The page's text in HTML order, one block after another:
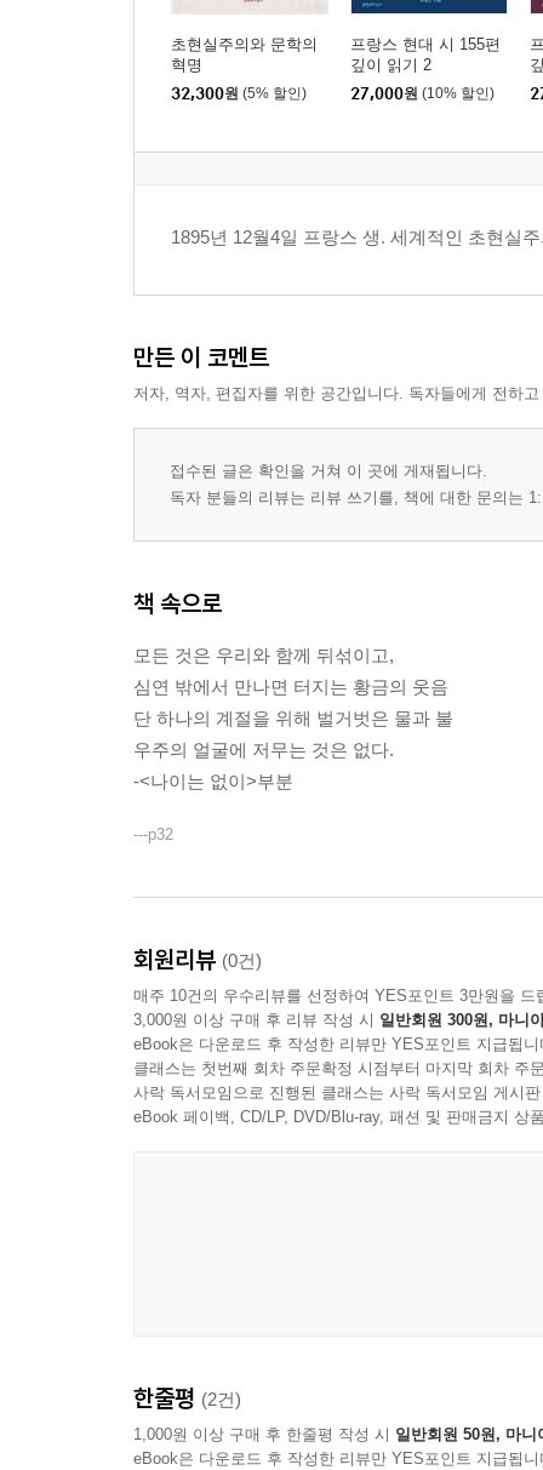
초현실주의와 문학의
혁명
32,300원 (5% 할인)
프랑스 현대 시 155편
깊이 읽기 2
27,000원 (10% 할인)
1895년 12월4일 프랑스 생. 세계적인 초현실
만든 이 코멘트
저자, 역자, 편집자를 위한 공간입니다. 독자들에게 전하
접수된 글은 확인을 거쳐 이 곳에 게재됩니다.
독자 분들의 리뷰는 리뷰 쓰기를, 책에 대한 문의는
책 속으로
모든 것은 우리와 함께 뒤섞이고,
심연 밖에서 만나면 터지는 황금의 웃음
단 하나의 계절을 위해 벌거벗은 물과 불
우주의 얼굴에 저무는 것은 없다.
-<나이는 없이>부분
---p32
회원리뷰 (0건)
매주 10건의 우수리뷰를 선정하여 YES포인트 3만원을 드
3,000원 이상 구매 후 리뷰 작성 시 일반회원 300원, 마니
eBook은 다운로드 후 작성한 리뷰만 YES포인트 지급됩니
클래스는 첫번째 회차 주문확정 시점부터 마지막 회차 주
사락 독서모임으로 진행된 클래스는 사락 독서모임 게시
eBook 페이백, CD/LP, DVD/Blu-ray, 패션 및 판매금지 상
한줄평 (2건)
1,000원 이상 구매 후 한줄평 작성 시 일반회원 50원, 마니
eBook은 다운로드 후 작성한 리뷰만 YES포인트 지급됩니